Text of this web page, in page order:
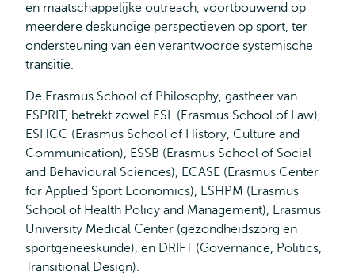
en maatschappelijke outreach, voortbouwend op
meerdere deskundige perspectieven op sport, ter
ondersteuning van een verantwoorde systemische
transitie.
De Erasmus School of Philosophy, gastheer van
ESPRIT, betrekt zowel ESL (Erasmus School of Law),
ESHCC (Erasmus School of History, Culture and
Communication), ESSB (Erasmus School of Social
and Behavioural Sciences), ECASE (Erasmus Center
for Applied Sport Economics), ESHPM (Erasmus
School of Health Policy and Management), Erasmus
University Medical Center (gezondheidszorg en
sportgeneeskunde), en DRIFT (Governance, Politics,
Transitional Design).